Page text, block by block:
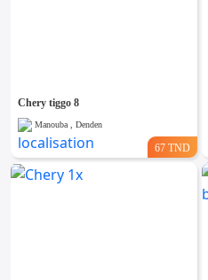
Chery tiggo 8
Manouba , Denden
67 TND